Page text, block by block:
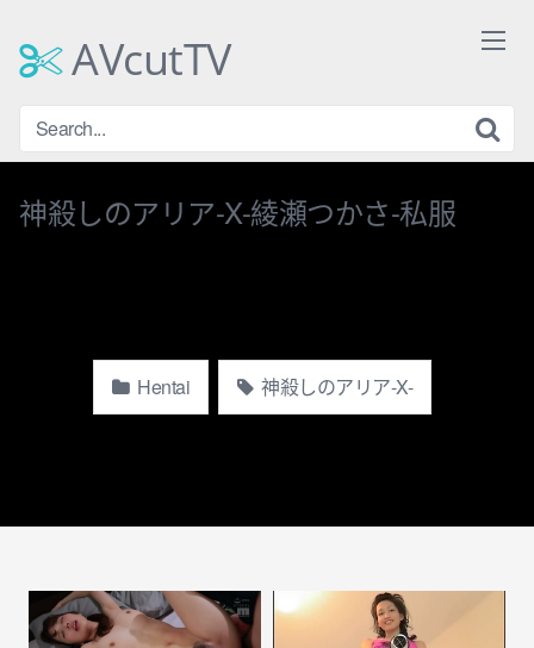
contentAVcutTV
神殺しのアリア-X-綾瀬つかさ-私服
Hentai 神殺しのアリア-X-